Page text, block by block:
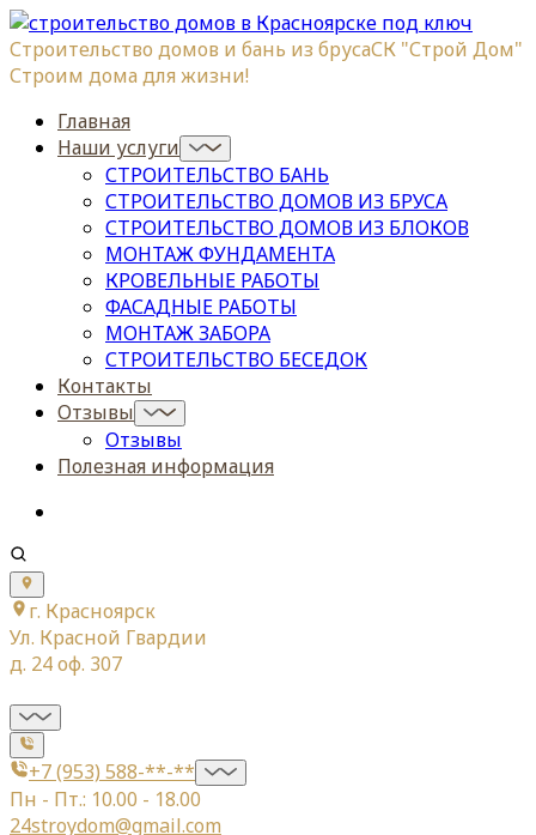
Строительство домов и бань из брусаСК "Строй Дом"
Строим дома для жизни!
Главная
Наши услуги
СТРОИТЕЛЬСТВО БАНЬ
СТРОИТЕЛЬСТВО ДОМОВ ИЗ БРУСА
СТРОИТЕЛЬСТВО ДОМОВ ИЗ БЛОКОВ
МОНТАЖ ФУНДАМЕНТА
КРОВЕЛЬНЫЕ РАБОТЫ
ФАСАДНЫЕ РАБОТЫ
МОНТАЖ ЗАБОРА
СТРОИТЕЛЬСТВО БЕСЕДОК
Контакты
Отзывы
Отзывы
Полезная информация
г. Красноярск
Ул. Красной Гвардии
д. 24 оф. 307
+7 (953) 588-**-**
Пн - Пт.: 10.00 - 18.00
24stroydom@gmail.com